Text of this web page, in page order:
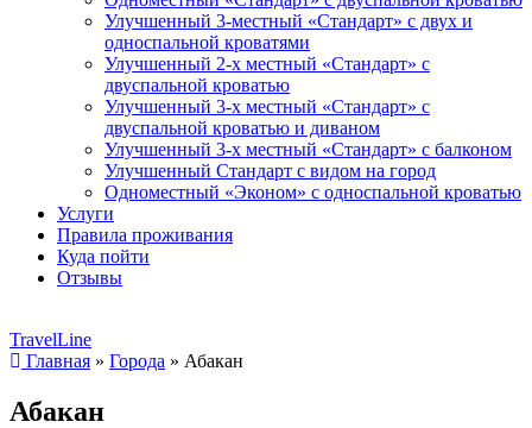
Улучшенный 3-местный «Стандарт» с двух и
односпальной кроватями
Улучшенный 2-х местный «Стандарт» с
двуспальной кроватью
Улучшенный 3-х местный «Стандарт» с
двуспальной кроватью и диваном
Улучшенный 3-х местный «Стандарт» с балконом
Улучшенный Стандарт с видом на город
Одноместный «Эконом» с односпальной кроватью
Услуги
Правила проживания
Куда пойти
Отзывы
TravelLine
Главная » Города » Абакан
Абакан